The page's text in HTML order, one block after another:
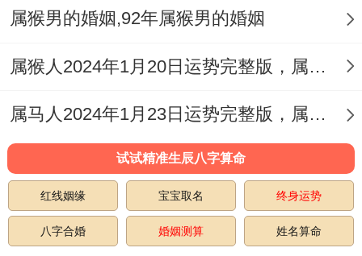
属猴男的婚姻,92年属猴男的婚姻
属猴人2024年1月20日运势完整版，属猴2024年1月20日今日运势如何
属马人2024年1月23日运势完整版，属马2024年1月23日今日运势如何
试试精准生辰八字算命
红线姻缘 宝宝取名 终身运势
八字合婚 婚姻测算 姓名算命